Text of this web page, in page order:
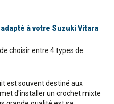
à votre Suzuki Vitara
choisir entre 4 types de
est souvent destiné aux
d'installer un crochet mixte